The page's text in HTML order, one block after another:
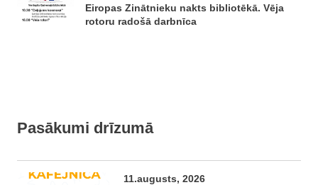
Eiropas Zinātnieku nakts bibliotēkā. Vēja
rotoru radošā darbnīca
Pasākumi drīzumā
11.augusts, 2026